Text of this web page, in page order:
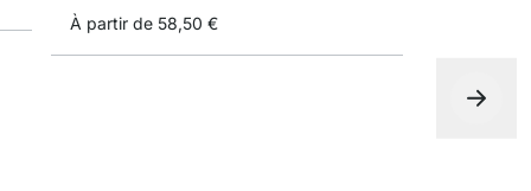
À partir de 58,50 €